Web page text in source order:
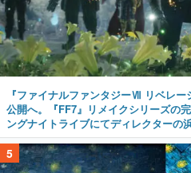
『ファイナルファンタジーⅦ リベレ
公開へ。『FF7』リメイクシリーズの
ングナイトライブにてディレクターの
5